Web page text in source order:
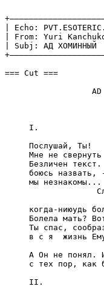
| Echo:
| From: Yuri
| Subj: АД
=== Cut ===
AD
     I.
     Послyшай, Ты!
Мне не свеpнyть
Безличен
боюсь назвать,
     мы незнакомы...
когда-ниюyдь
Болела мать?
Ты спас,
в с я  жизнь
А Он не понял.
с тех поp, как
     II.